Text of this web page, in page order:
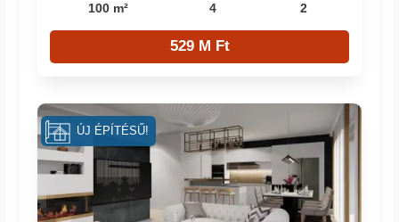
100 m² 4 2
529 M Ft
ÚJ ÉPÍTÉSŰ!